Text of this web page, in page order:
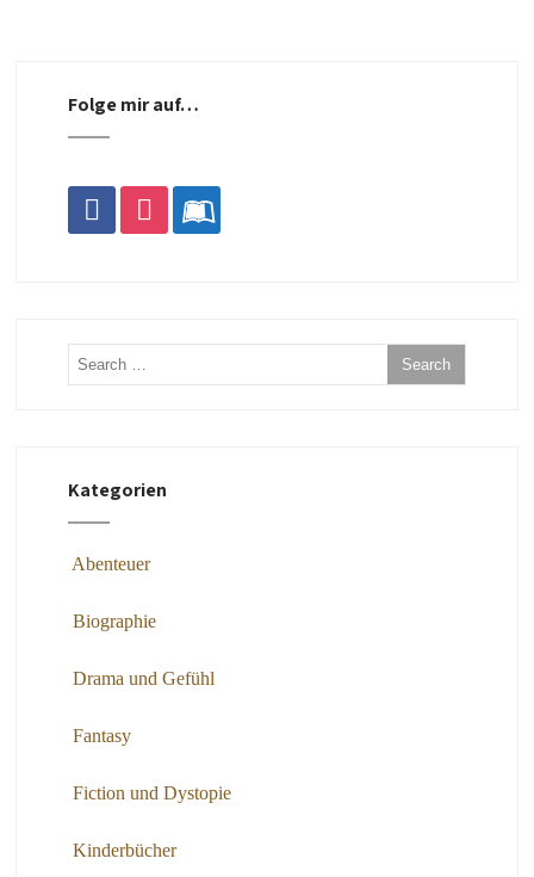
Folge mir auf…
facebookinstagramleanpub
Kategorien
Abenteuer
Biographie
Drama und Gefühl
Fantasy
Fiction und Dystopie
Kinderbücher